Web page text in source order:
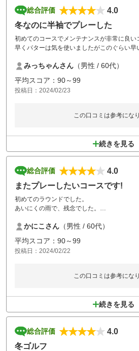
総合評価
4.0
冬なのに半袖でプレーした
初めてのコースでメンテナンスが非常に良い
早くパターは気を使いましたがこのぐらい
グリーン面が見えず又バンカーも深く
初心者には難しいコースですね
又お邪魔したいコースです
みっちゃんさん （男性 / 60代）
平均スコア：90～99
投稿日：2024/02/23
この口コミは参考にな
続きを見る
総合評価
4.0
またプレーしたいコースです!
初めてのラウンドでした。
あいにくの雨で、残念でした。
かにこさん （男性 / 60代）
平均スコア：90～99
投稿日：2024/02/22
この口コミは参考にな
続きを見る
総合評価
4.0
冬ゴルフ